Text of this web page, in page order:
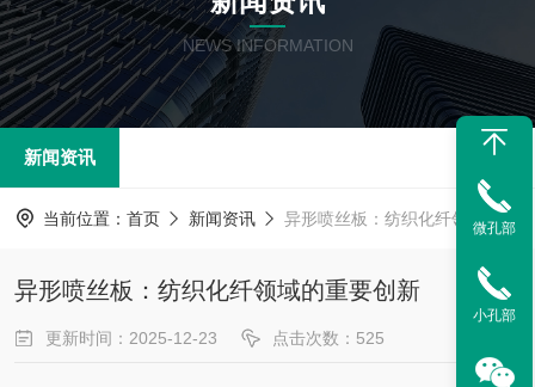
NEWS INFORMATION
新闻资讯
当前位置： 首页 新闻资讯 异形喷丝板：纺织化纤领域的重要创新
异形喷丝板：纺织化纤领域的重要创新
更新时间：2025-12-23 点击次数：525
微孔部
小孔部